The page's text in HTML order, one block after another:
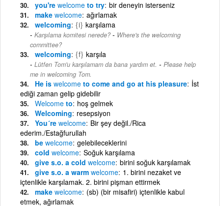
you're welcome to try bir deneyin isterseniz
make welcome ağırlamak
welcoming {i} karşılama
Karşılama komitesi nerede? - Where's the welcoming
committee?
welcoming {f} karşıla
Lütfen Tom'u karşılamam da bana yardım et. - Please help
me in welcoming Tom.
He is welcome to come and go at his pleasure İst
ediği zaman gelip gidebilir
Welcome to hoş gelmek
Welcoming resepsiyon
You´re welcome Bir şey değil./Rica
ederim./Estağfurullah
be welcome gelebileceklerini
cold welcome Soğuk karşılama
give s.o. a cold welcome birini soğuk karşılamak
give s.o. a warm welcome 1. birini nezaket ve
içtenlikle karşılamak. 2. birini pişman ettirmek
make welcome (sb) (bir misafiri) içtenlikle kabul
etmek, ağırlamak